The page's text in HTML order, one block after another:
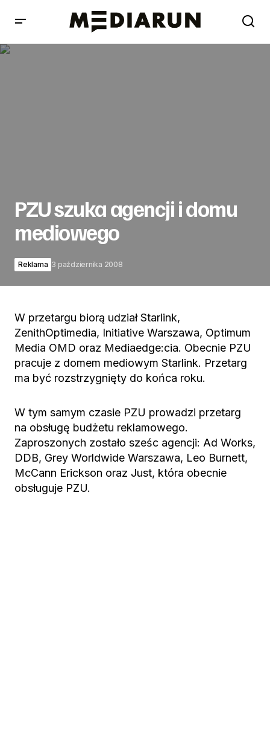
PZU szuka agencji i domu
mediowego
Reklama 3 października 2008
W przetargu biorą udział Starlink,
ZenithOptimedia, Initiative Warszawa, Optimum
Media OMD oraz Mediaedge:cia. Obecnie PZU
pracuje z domem mediowym Starlink. Przetarg
ma być rozstrzygnięty do końca roku.
W tym samym czasie PZU prowadzi przetarg
na obsługę budżetu reklamowego.
Zaproszonych zostało sześc agencji: Ad Works,
DDB, Grey Worldwide Warszawa, Leo Burnett,
McCann Erickson oraz Just, która obecnie
obsługuje PZU.